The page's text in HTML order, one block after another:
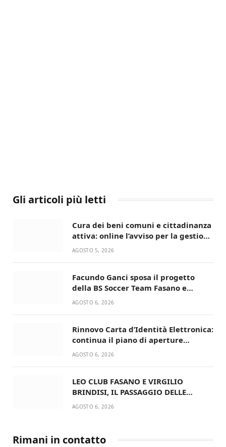
Gli articoli più letti
Cura dei beni comuni e cittadinanza
attiva: online l’avviso per la gestione
condivisa della Villetta di Laureto
AGOSTO 5, 2026
Facundo Ganci sposa il progetto
della BS Soccer Team Fasano e
ritorna in campo
AGOSTO 6, 2026
Rinnovo Carta d’Identità Elettronica:
continua il piano di aperture
straordinarie del Comune di Fasano
AGOSTO 6, 2026
LEO CLUB FASANO E VIRGILIO
BRINDISI, IL PASSAGGIO DELLE
CONSEGNE RINNOVA UN’AMICIZIA
AGOSTO 6, 2026
Rimani in contatto